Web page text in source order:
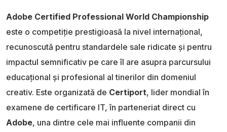
Adobe Certified Professional World Championship
este o competiție prestigioasă la nivel internațional,
recunoscută pentru standardele sale ridicate și pentru
impactul semnificativ pe care îl are asupra parcursului
educațional și profesional al tinerilor din domeniul
creativ. Este organizată de Certiport, lider mondial în
examene de certificare IT, în parteneriat direct cu
Adobe, una dintre cele mai influente companii din